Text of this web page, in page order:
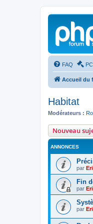
FAQ
Accueil du
Habitat
Modérateurs :
Nouveau
ANNONCES
par
Fin
par
par